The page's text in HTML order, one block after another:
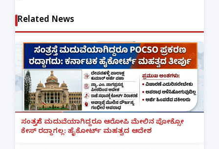
Related News
ಸಂತ್ರಸ್ತೆಗೆ ಮದುವೆಯಾಗಿದ್ದರೂ ಆರೋಪಿ ಮೇಲಿನ ಪೋಕ್ಸೋ
ಕೇಸ್ ರದ್ದಾಗಲ್ಲ: ಹೈಕೋರ್ಟ್ ಮಹತ್ವದ ಆದೇಶ